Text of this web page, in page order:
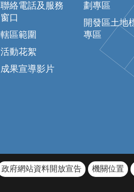
聯絡電話及服務
窗口
轄區範圍
活動花絮
成果宣導影片
劃專區
開發區土地
專區
政府網站資料開放宣告 機關位置